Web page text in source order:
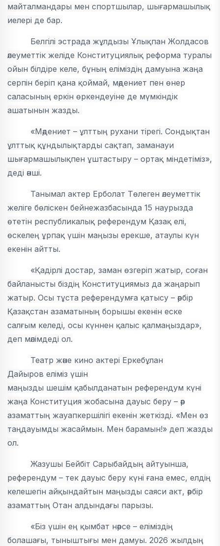
майталмандары мен спортшылар, шығармашылық
иелері де бар.
Белгілі эстрада жұлдызы Ұлықпан Жолдасов
әлеуметтік желіде Конституциялық реформа туралы
ойын білдіре келе, бұның еліміздің дамуына жаңа
серпін беріп қана қоймай, мәдениет пен өнер
саласының еркін өркендеуіне де мүмкіндік
ашатынын жазды.
«Мәдениет – ұлттың рухани тірегі. Сондықтан
ұлттық құндылықтарды сақтап, заманауи
шығармашылықпен ұштастыру – ортақ міндетіміз»,
деді әнші.
Танымал актер Ерболат Төлеген әлеуметтік
желіге бөліскен бейнежазбасында 15 наурызда
өтетін республикалық референдум Қазақ елі,
өскелең ұрпақ үшін маңызы ерекше, атаулы күн
екенін айтты.
«Қадірлі достар, заман өзгеріп жатыр, соған
байланысты біздің Конституциямыз да жаңарып
жатыр. Осы тұста референдумға қатысу – әрбір
Қазақстан азаматының борышы екенін еске
салғым келеді, осы күннен қалыс қалмаңыздар»,
деп мәлімдеді ол.
Театр және кино актері Еркебұлан
Дайыров еліміз үшін
маңызды шешім қабылданатын референдум күні
жаңа Конституция жобасына дауыс беру – әр
азаматтың жауапкершілігі екенін жеткізді. «Мен өз
таңдауымды жасаймын. Мен барамын!» деп жазды
ол.
Жазушы Бейбіт Сарыбайдың айтуынша,
референдум – тек дауыс беру күні ғана емес, елдің
келешегін айқындайтын маңызды саяси акт, әрбір
азаматтың Отан алдындағы парызы.
«Біз үшін ең қымбат нәрсе – еліміздің
болашағы, тыныштығы мен дамуы. 2026 жылдың